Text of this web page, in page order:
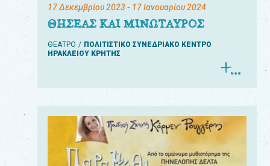
17 Δεκεμβρίου 2023- 17 Ιανουαρίου 2024
ΘΗΣΕΑΣ ΚΑΙ ΜΙΝΩΤΑΥΡΟΣ
ΘΕΑΤΡΟ
ΠΟΛΙΤΙΣΤΙΚΟ ΣΥΝΕΔΡΙΑΚΟ ΚΕΝΤΡΟ
ΗΡΑΚΛΕΙΟΥ ΚΡΗΤΗΣ